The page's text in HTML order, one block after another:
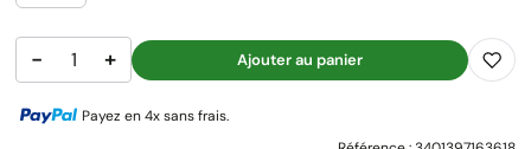
− + Ajouter au panier
Payez en 4x sans frais.